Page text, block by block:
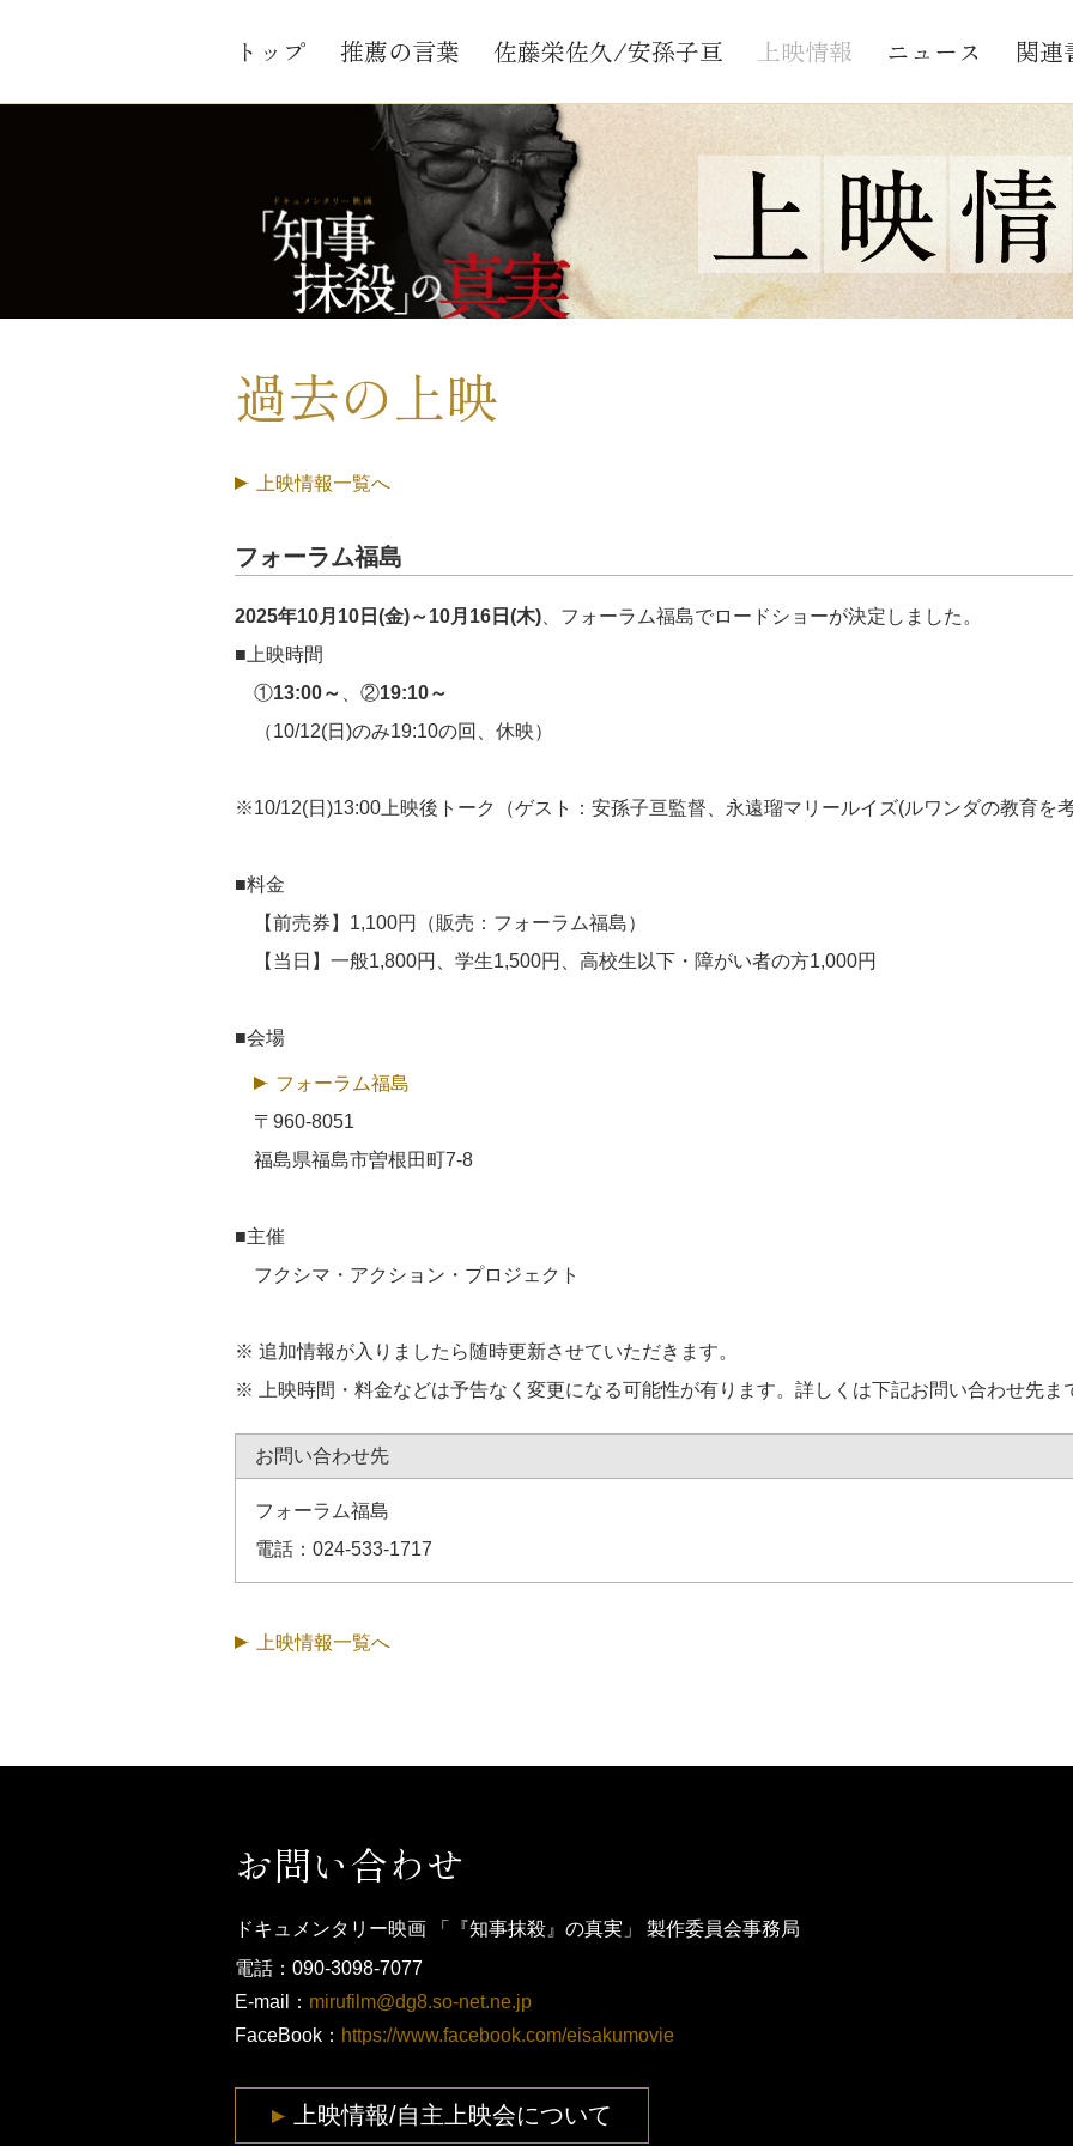
トップ 推薦の言葉 佐藤栄佐久/安孫子亘 上映情報 ニュース 関連
過去の上映
上映情報一覧へ
フォーラム福島
2025年10月10日(金)～10月16日(木) 、フォーラム福島でロードショーが決定しました。
■上映時間
①13:00～ 、②19:10～
（10/12(日)のみ19:10の回、休映）
※10/12(日)13:00上映後トーク（ゲスト：安孫子亘監督、永遠瑠マリールイズ(ルワンダの教育を
■料金
【前売券】1,100円（販売：フォーラム福島）
【当日】一般1,800円、学生1,500円、高校生以下・障がい者の方1,000円
■会場
フォーラム福島
〒960-8051
福島県福島市曽根田町7-8
■主催
フクシマ・アクション・プロジェクト
※ 追加情報が入りましたら随時更新させていただきます。
※ 上映時間・料金などは予告なく変更になる可能性が有ります。詳しくは下記お問い合わせ先ま
お問い合わせ先
フォーラム福島
電話：024-533-1717
上映情報一覧へ
お問い合わせ
ドキュメンタリー映画 「『知事抹殺』の真実」 製作委員会事務局
電話：090-3098-7077
E-mail： mirufilm@dg8.so-net.ne.jp
FaceBook： https://www.facebook.com/eisakumovie
上映情報/自主上映会について